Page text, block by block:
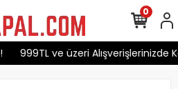
999TL ve üzeri Alışverişlerinizde
0